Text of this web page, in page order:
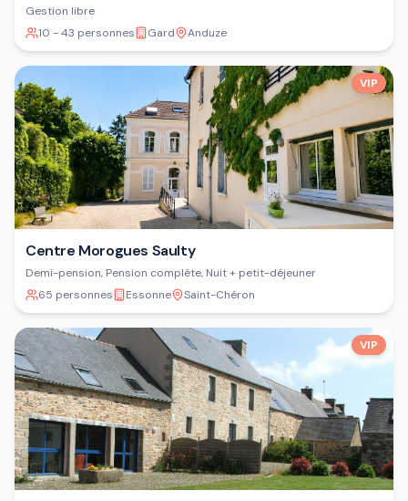
Gestion libre
10 - 43 personnes
Gard Anduze
VIP
Centre Morogues Saulty
Demi-pension, Pension complète, Nuit + petit-déjeuner
65 personnes
Essonne Saint-Chéron
VIP